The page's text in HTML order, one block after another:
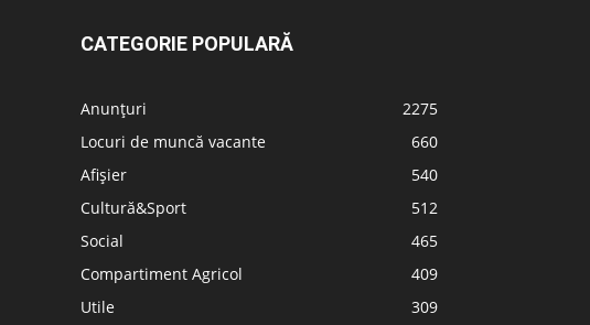
CATEGORIE POPULARĂ
Anunțuri
2275
Locuri de muncă vacante
660
Afișier
540
Cultură&Sport
512
Social
465
Compartiment Agricol
409
Utile
309